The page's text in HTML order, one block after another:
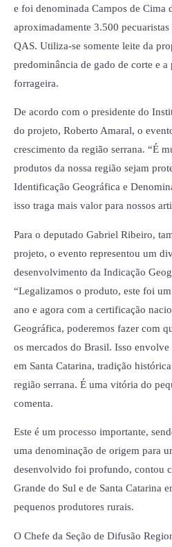
e foi denominada Campos de Cima
aproximadamente 3.500
QAS. Utiliza-se somente leite da
predominância de gado de corte e a
forrageira.
De acordo com o presidente do
do projeto, Roberto Amaral, o
crescimento da região serrana. “É
produtos da nossa região sejam
Identificação Geográfica e
isso traga mais valor para nossos
Para o deputado Gabriel Ribeiro,
projeto, o evento representou um
desenvolvimento da Indicação
“Legalizamos o produto, este foi
ano e agora com a certificação
Geográfica, poderemos fazer com
os mercados do Brasil. Isso
em Santa Catarina, tradição
região serrana. É uma vitória do
comenta.
Este é um processo importante,
uma denominação de origem para
desenvolvido foi profundo, contou
Grande do Sul e de Santa Catarina
pequenos produtores rurais.
O Chefe da Seção de Difusão